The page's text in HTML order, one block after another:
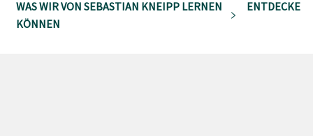
WAS WIR VON SEBASTIAN KNEIPP LERNEN
KÖNNEN
ENTDECKE